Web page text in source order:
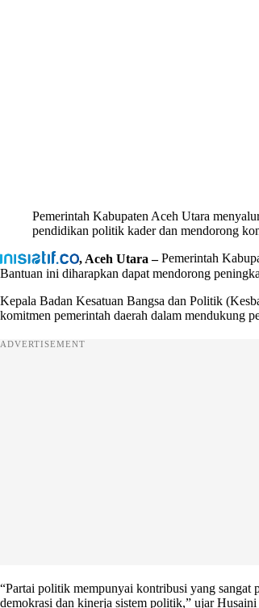
Pemerintah Kabupaten Aceh Utara
pendidikan politik kader dan mendorong
, Aceh Utara –Pemerintah
Bantuan ini diharapkan dapat mendorong
Kepala Badan Kesatuan Bangsa dan Politik
komitmen pemerintah daerah dalam mendukung
ADVERTISEMENT
“Partai politik mempunyai kontribusi yang sangat
demokrasi dan kinerja sistem politik,” ujar